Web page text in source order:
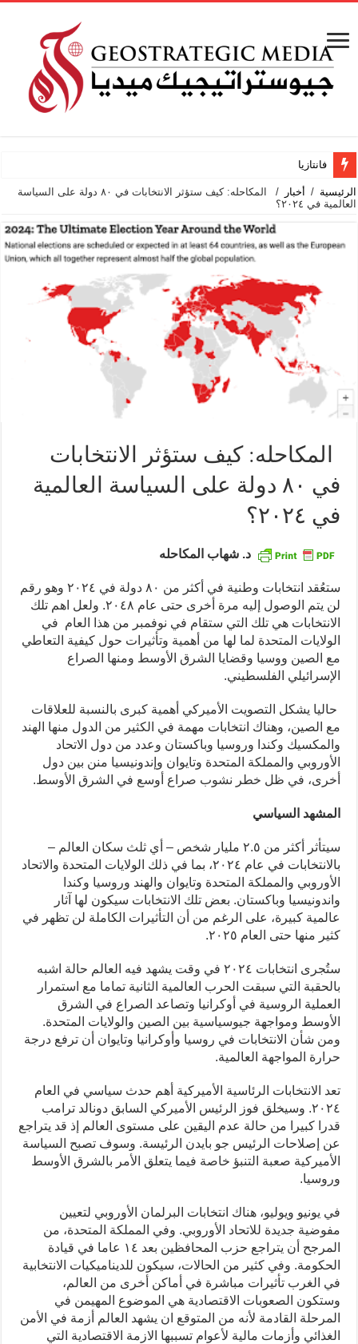
فانتازيا أردنية
الرئيسية / أخبار /
المكاحله: كيف ستؤثر الانتخابات في ٨٠ دولة على السياسة
العالمية في ٢٠٢٤؟
المكاحله: كيف ستؤثر الانتخابات
في ٨٠ دولة على السياسة العالمية
في ٢٠٢٤؟
د. شهاب المكاحله
ستعُقد انتخابات وطنية في أكثر من ٨٠ دولة في ٢٠٢٤ وهو رقم
لن يتم الوصول إليه مرة أخرى حتى عام ٢٠٤٨. ولعل اهم تلك
الانتخابات هي تلك التي ستقام في نوفمبر من هذا العام في
الولايات المتحدة لما لها من أهمية وتأثيرات حول كيفية التعاطي
مع الصين ووسيا وقضايا الشرق الأوسط ومنها الصراع
الإسرائيلي الفلسطيني.
حاليا يشكل التصويت الأميركي أهمية كبرى بالنسبة للعلاقات
مع الصين، وهناك انتخابات مهمة في الكثير من الدول منها الهند
والمكسيك وكندا وروسيا وباكستان وعدد من دول الاتحاد
الأوروبي والمملكة المتحدة وتايوان وإندونيسيا منن بين دول
أخرى، في ظل خطر نشوب صراع أوسع في الشرق الأوسط.
المشهد السياسي
سيتأثر أكثر من ٢.٥ مليار شخص – أي ثلث سكان العالم –
بالانتخابات في عام ٢٠٢٤، بما في ذلك الولايات المتحدة والاتحاد
الأوروبي والمملكة المتحدة وتايوان والهند وروسيا وكندا
واندونيسيا وباكستان. بعض تلك الانتخابات سيكون لها آثار
عالمية كبيرة، على الرغم من أن التأثيرات الكاملة لن تظهر في
كثير منها حتى العام ٢٠٢٥.
ستُجرى انتخابات ٢٠٢٤ في وقت يشهد فيه العالم حالة اشبه
بالحقبة التي سبقت الحرب العالمية الثانية تماما مع استمرار
العملية الروسية في أوكرانيا وتصاعد الصراع في الشرق
الأوسط ومواجهة جيوسياسية بين الصين والولايات المتحدة.
ومن شأن الانتخابات في روسيا وأوكرانيا وتايوان أن ترفع درجة
حرارة المواجهة العالمية.
تعد الانتخابات الرئاسية الأميركية أهم حدث سياسي في العام
٢٠٢٤. وسيخلق فوز الرئيس الأميركي السابق دونالد ترامب
قدرا كبيرا من حالة عدم اليقين على مستوى العالم إذ قد يتراجع
عن إصلاحات الرئيس جو بايدن الرئيسة. وسوف تصبح السياسة
الأميركية صعبة التنبؤ خاصة فيما يتعلق الأمر بالشرق الأوسط
وروسيا.
في يونيو ويوليو، هناك انتخابات البرلمان الأوروبي لتعيين
مفوضية جديدة للاتحاد الأوروبي. وفي المملكة المتحدة، من
المرجح أن يتراجع حزب المحافظين بعد ١٤ عاما في قيادة
الحكومة. وفي كثير من الحالات، سيكون للديناميكيات الانتخابية
في الغرب تأثيرات مباشرة في أماكن أخرى من العالم،
وستكون الصعوبات الاقتصادية هي الموضوع المهيمن في
المرحلة القادمة لأنه من المتوقع ان يشهد العالم أزمة في الأمن
الغذائي وأزمات مالية لأعوام تسببها الازمة الاقتصادية التي